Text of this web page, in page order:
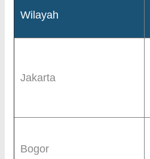
Wilayah
Jakarta
Bogor